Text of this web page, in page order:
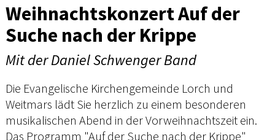
Weihnachtskonzert Auf der
Suche nach der Krippe
Mit der Daniel Schwenger Band
Die Evangelische Kirchengemeinde Lorch und
Weitmars lädt Sie herzlich zu einem besonderen
musikalischen Abend in der Vorweihnachtszeit ein.
Das Programm "Auf der Suche nach der Krippe"